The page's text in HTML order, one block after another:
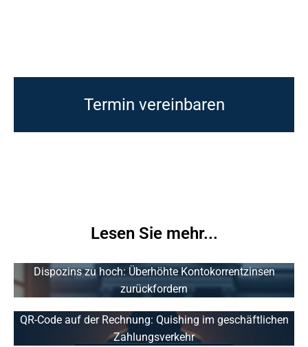
Termin vereinbaren
Lesen Sie mehr...
Dispozins zu hoch: Überhöhte Kontokorrentzinsen
zurückfordern
QR-Code auf der Rechnung: Quishing im geschäftlichen
Zahlungsverkehr